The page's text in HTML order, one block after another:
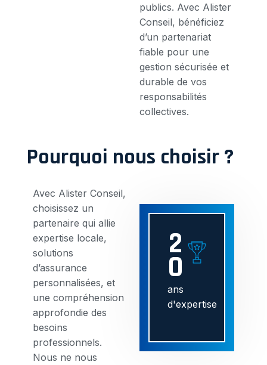
publics. Avec Alister
Conseil, bénéficiez
d’un partenariat
fiable pour une
gestion sécurisée et
durable de vos
responsabilités
collectives.
Pourquoi nous choisir ?
Avec Alister Conseil,
choisissez un
partenaire qui allie
expertise locale,
solutions
d’assurance
personnalisées, et
une compréhension
approfondie des
besoins
professionnels.
Nous ne nous
2
0
ans
d'expertise